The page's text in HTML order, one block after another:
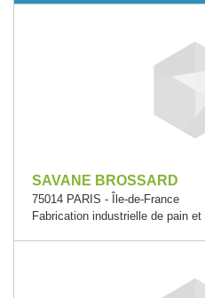
SAVANE BROSSARD
75014 PARIS - Île-de-France
Fabrication industrielle de pain